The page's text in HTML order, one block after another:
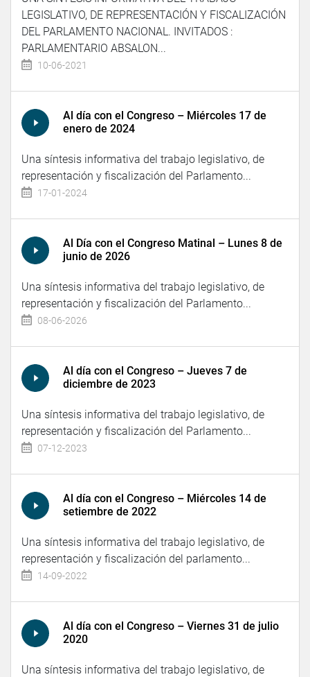
LEGISLATIVO, DE REPRESENTACIÓN Y FISCALIZACIÓN
DEL PARLAMENTO NACIONAL. INVITADOS :
PARLAMENTARIO ABSALON...
10-06-2021
Al día con el Congreso – Miércoles 17 de
enero de 2024
Una síntesis informativa del trabajo legislativo, de
representación y fiscalización del Parlamento...
17-01-2024
Al Día con el Congreso Matinal – Lunes 8 de
junio de 2026
Una síntesis informativa del trabajo legislativo, de
representación y fiscalización del Parlamento...
08-06-2026
Al día con el Congreso – Jueves 7 de
diciembre de 2023
Una síntesis informativa del trabajo legislativo, de
representación y fiscalización del Parlamento...
07-12-2023
Al día con el Congreso – Miércoles 14 de
setiembre de 2022
Una síntesis informativa del trabajo legislativo, de
representación y fiscalización del parlamento...
14-09-2022
Al día con el Congreso – Viernes 31 de julio
2020
Una síntesis informativa del trabajo legislativo, de